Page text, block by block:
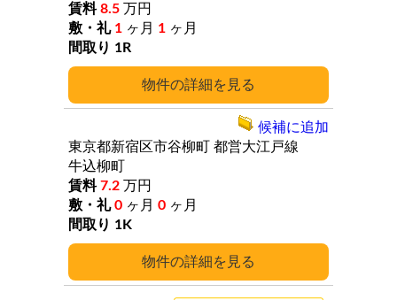
詳細
8.5 万円
1 ヶ月 1 ヶ月
1R
詳細
東京都新宿区市谷柳町 都営大江戸線
牛込柳町
7.2 万円
0 ヶ月 0 ヶ月
1K
候補に追加